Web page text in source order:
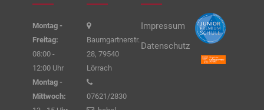
Montag -
Freitag:
08:00 -
12:00 Uhr
Montag -
Mittwoch:
Baumgartnerstr.
28, 79540
Lörrach
07621/2830
Impressum
Datenschutz